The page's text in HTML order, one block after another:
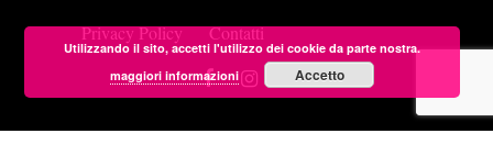
Privacy Policy Contatti
Copyright © 2026 Isabella Radaelli. Tutti i diritti
Utilizzando il sito, accetti l'utilizzo dei cookie da parte nostra.
maggiori informazioni
Accetto